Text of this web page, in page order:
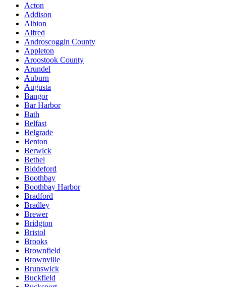
Acton
Addison
Albion
Alfred
Androscoggin County
Appleton
Aroostook County
Arundel
Auburn
Augusta
Bangor
Bar Harbor
Bath
Belfast
Belgrade
Benton
Berwick
Bethel
Biddeford
Boothbay
Boothbay Harbor
Bradford
Bradley
Brewer
Bridgton
Bristol
Brooks
Brownfield
Brownville
Brunswick
Buckfield